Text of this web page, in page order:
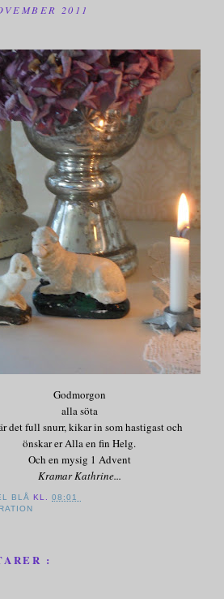
2011
Godmorgon
alla söta
det full snurr, kikar in som hastigast och
önskar er Alla en fin Helg.
Och en mysig 1 Advent
Kramar Kathrine...
BLÅKL.08:01
: